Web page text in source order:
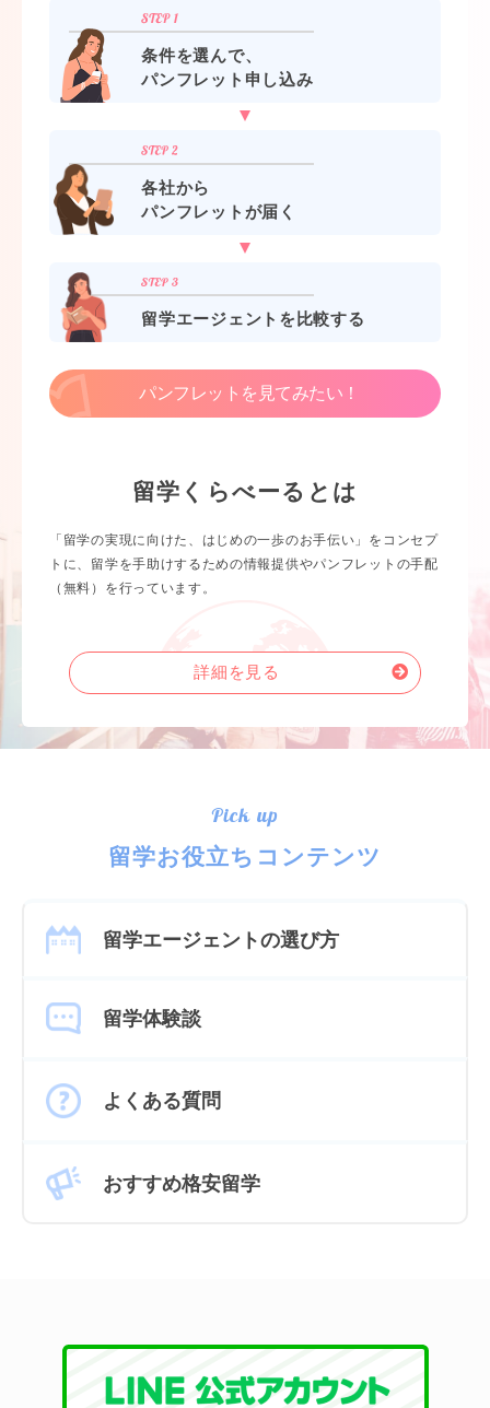
条件を選んで、
パンフレット申し込み
各社から
パンフレットが届く
留学エージェントを比較する
パンフレットを見てみたい！
留学くらべーるとは
「留学の実現に向けた、はじめの一歩のお手伝い」をコンセプ
トに、留学を手助けするための情報提供やパンフレットの手配
（無料）を行っています。
詳細を見る
Pick up
留学お役立ちコンテンツ
留学エージェントの選び方
留学体験談
よくある質問
おすすめ格安留学